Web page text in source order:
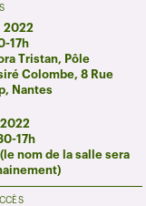
2022
17h
Tristan, Pôle
Colombe, 8 Rue
Nantes
2022
17h
nom de la salle sera